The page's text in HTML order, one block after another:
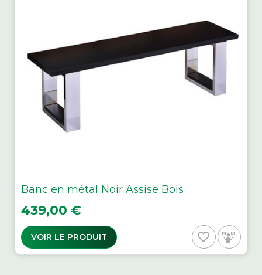
Banc en métal Noir Assise Bois
Prix
439,00 €
VOIR LE PRODUIT favorite_border